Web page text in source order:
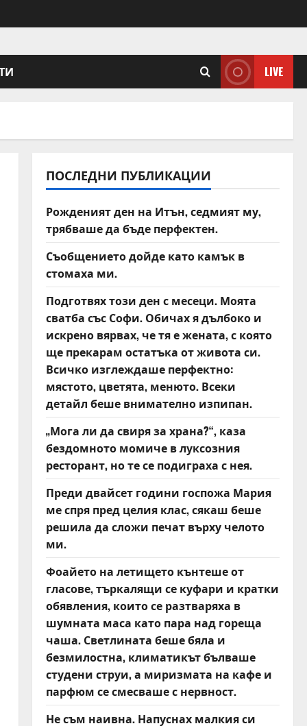
LIVE
ПОСЛЕДНИ ПУБЛИКАЦИИ
Рожденият ден на Итън, седмият му,
трябваше да бъде перфектен.
Съобщението дойде като камък в
стомаха ми.
Подготвях този ден с месеци. Моята
сватба със Софи. Обичах я дълбоко и
искрено вярвах, че тя е жената, с която
ще прекарам остатъка от живота си.
Всичко изглеждаше перфектно:
мястото, цветята, менюто. Всеки
детайл беше внимателно изпипан.
„Мога ли да свиря за храна?“, каза
бездомното момиче в луксозния
ресторант, но те се подиграха с нея.
Преди двайсет години госпожа Мария
ме спря пред целия клас, сякаш беше
решила да сложи печат върху челото
ми.
Фоайето на летището кънтеше от
гласове, търкалящи се куфари и кратки
обявления, които се разтваряха в
шумната маса като пара над гореща
чаша. Светлината беше бяла и
безмилостна, климатикът бълваше
студени струи, а миризмата на кафе и
парфюм се смесваше с нервност.
Не съм наивна. Напуснах малкия си